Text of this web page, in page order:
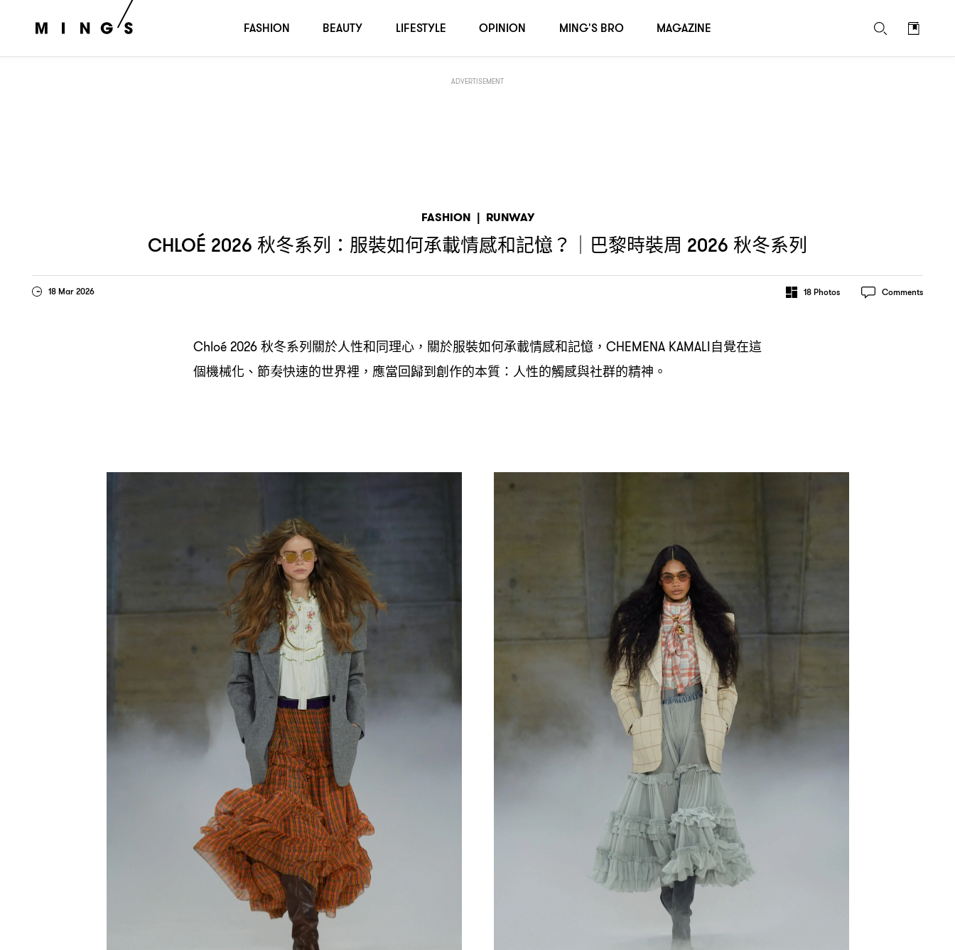
ADVERTISEMENT
FASHION | RUNWAY
CHLOÉ 2026 秋冬系列 ： 服裝如何承載情感和記憶 ？｜ 巴黎時裝周 2026 秋冬系列
18 Mar 2026 18Photos Comments
Chloé 2026秋冬系列關於人性和同理心 ， 關於服裝如何承載情感和記憶 ，CHEMENA KAMALI自覺在這
個機械化、節奏快速的世界裡 ， 應當回歸到創作的本質 ： 人性的觸感與社群的精神。
FASHION BEAUTY LIFESTYLE OPINION MING'S BRO MAGAZINE
Chloé 2026秋冬系列 ？｜ 2026